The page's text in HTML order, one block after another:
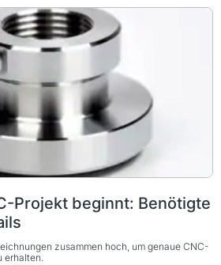
Projekt beginnt: Benötigte
zusammen hoch, um genaue CNC-
erhalten.